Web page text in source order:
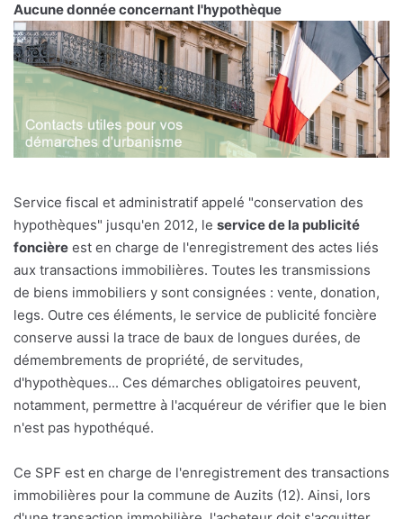
Aucune donnée concernant l'hypothèque
Service fiscal et administratif appelé "conservation des
hypothèques" jusqu'en 2012, le service de la publicité
foncière est en charge de l'enregistrement des actes liés
aux transactions immobilières. Toutes les transmissions
de biens immobiliers y sont consignées : vente, donation,
legs. Outre ces éléments, le service de publicité foncière
conserve aussi la trace de baux de longues durées, de
démembrements de propriété, de servitudes,
d'hypothèques... Ces démarches obligatoires peuvent,
notamment, permettre à l'acquéreur de vérifier que le bien
n'est pas hypothéqué.
Ce SPF est en charge de l'enregistrement des transactions
immobilières pour la commune de Auzits (12). Ainsi, lors